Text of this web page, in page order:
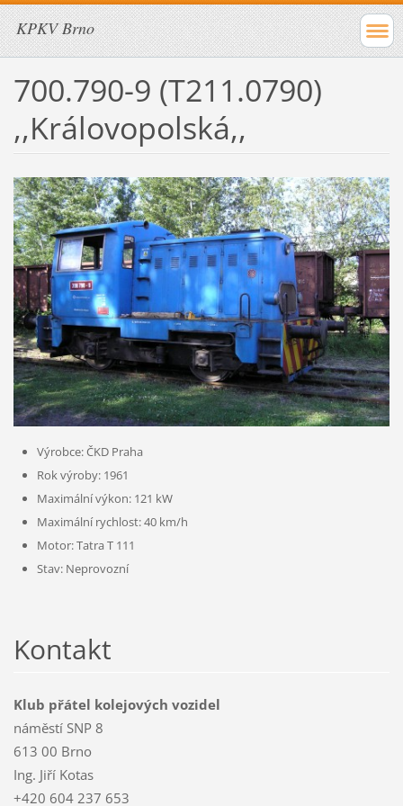
KPKV Brno
700.790-9 (T211.0790)
,,Královopolská,,
Výrobce: ČKD Praha
Rok výroby: 1961
Maximální výkon: 121 kW
Maximální rychlost: 40 km/h
Motor: Tatra T 111
Stav: Neprovozní
Kontakt
Klub přátel kolejových vozidel
náměstí SNP 8
613 00 Brno
Ing. Jiří Kotas
+420 604 237 653